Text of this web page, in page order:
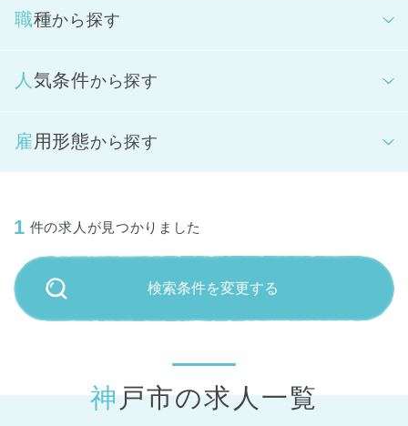
職種から探す
人気条件から探す
雇用形態から探す
1 件の求人が見つかりました
検索条件を変更する
神戸市の求人一覧